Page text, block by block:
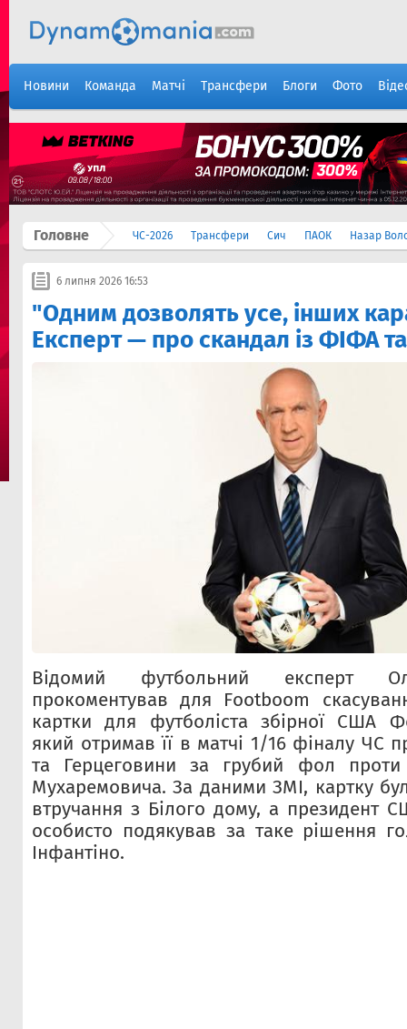
Новини Команда Матчі Трансфери Блоги Фото
Головне ЧС-2026 Трансфери Сич ПАОК Назар
6 липня 2026 16:53
"Одним дозволять усе, інших
Експерт — про скандал із ФІФА
Відомий футбольний експерт
прокоментував для Footboom
картки для футболіста збірної США
який отримав її в матчі 1/16 фіналу ЧС
та Герцеговини за грубий фол проти
Мухаремовича. За даними ЗМІ, картку
втручання з Білого дому, а президент
особисто подякував за таке рішення
Інфантіно.